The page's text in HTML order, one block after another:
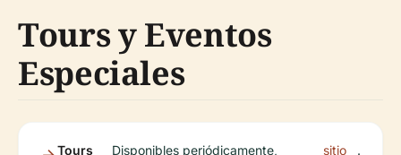
Tours y Eventos
Especiales
Tours
Disponibles periódicamente,
sitio
.